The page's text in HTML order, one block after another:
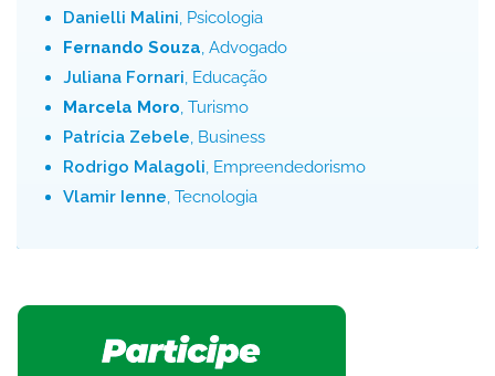
Danielli Malini, Psicologia
Fernando Souza, Advogado
Juliana Fornari, Educação
Marcela Moro, Turismo
Patrícia Zebele, Business
Rodrigo Malagoli, Empreendedorismo
Vlamir Ienne, Tecnologia